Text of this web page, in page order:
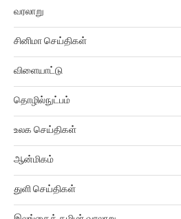
சினிமா செய்திகள்
விளையாட்டு
தொழில்நுட்பம்
உலக செய்திகள்
ஆன்மிகம்
துளி செய்திகள்
இலங்கைத் தமிழர் வரலாறு